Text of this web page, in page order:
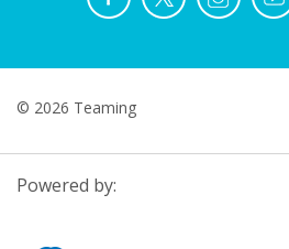
© 2026 Teaming
Powered by: